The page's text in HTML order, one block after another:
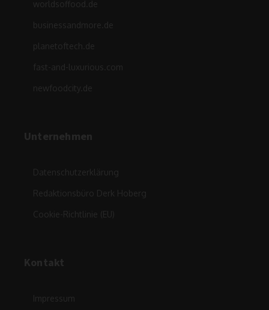
worldsoffood.de
businessandmore.de
planetoftech.de
fast-and-luxurious.com
newfoodcity.de
Unternehmen
Datenschutzerklärung
Redaktionsbüro Derk Hoberg
Cookie-Richtlinie (EU)
Kontakt
Impressum